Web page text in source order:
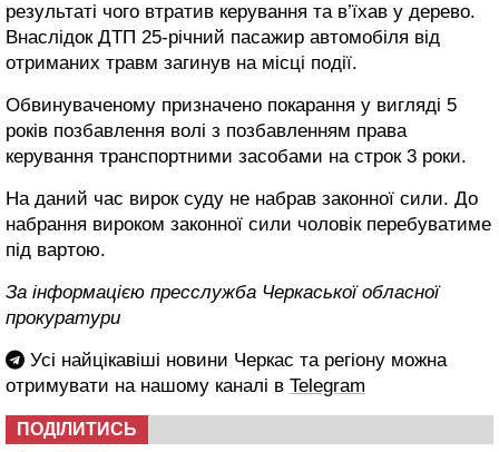
результаті чого втратив керування та в’їхав у дерево.
Внаслідок ДТП 25-річний пасажир автомобіля від
отриманих травм загинув на місці події.
Обвинуваченому призначено покарання у вигляді 5
років позбавлення волі з позбавленням права
керування транспортними засобами на строк 3 роки.
На даний час вирок суду не набрав законної сили. До
набрання вироком законної сили чоловік перебуватиме
під вартою.
За інформацією пресслужба Черкаської обласної
прокуратури
Усі найцікавіші новини Черкас та регіону можна
отримувати на нашому каналі в Telegram
ПОДІЛИТИСЬ